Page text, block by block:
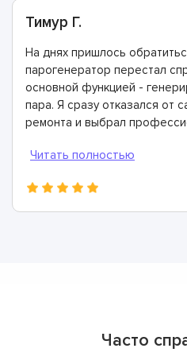
Тимур Г.
На днях пришлось
парогенератор перестал
основной функцией -
пара. Я сразу отказался от
ремонта и выбрал
Мастера здесь - лучшие!
гарантию.
Часто